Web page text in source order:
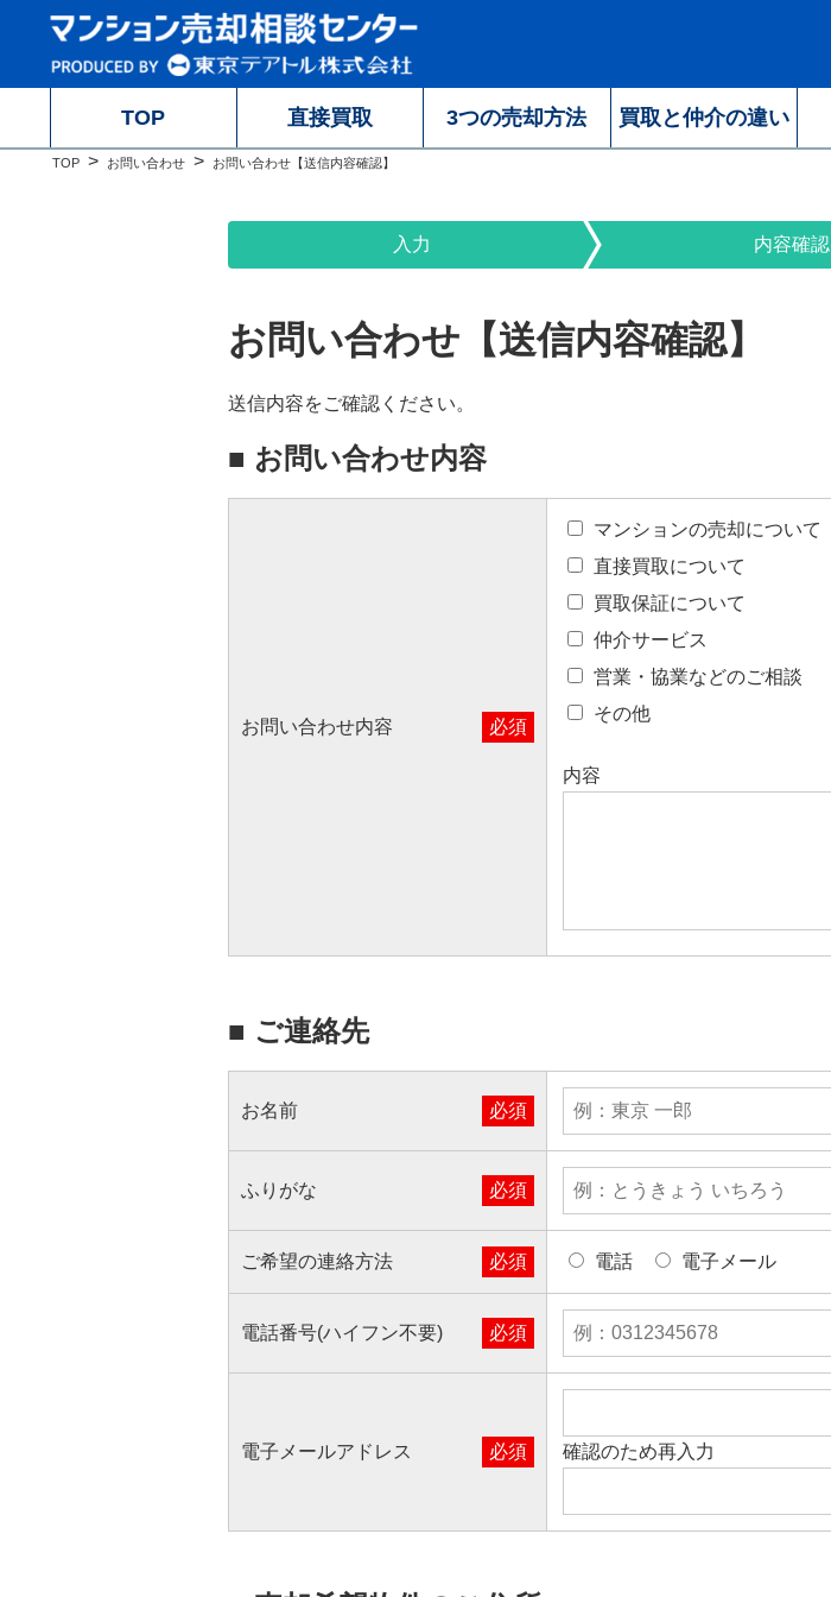
TOP 直接買取 3つの売却方法 買取と仲介の違い
TOP お問い合わせ お問い合わせ【送信内容確認】
入力 内容確認
お問い合わせ【送信内容確認】
送信内容をご確認ください。
■ お問い合わせ内容
お問い合わせ内容 必須
マンションの売却について
直接買取について
買取保証について
仲介サービス
営業・協業などのご相談
その他
内容
■ ご連絡先
お名前 必須
ふりがな 必須
ご希望の連絡方法 必須 電話 電子メール
電話番号(ハイフン不要) 必須
電子メールアドレス 必須 確認のため再入力